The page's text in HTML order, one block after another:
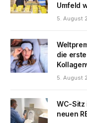
Umfeld
5. August
die
5. August
WC-Sitz
neuen